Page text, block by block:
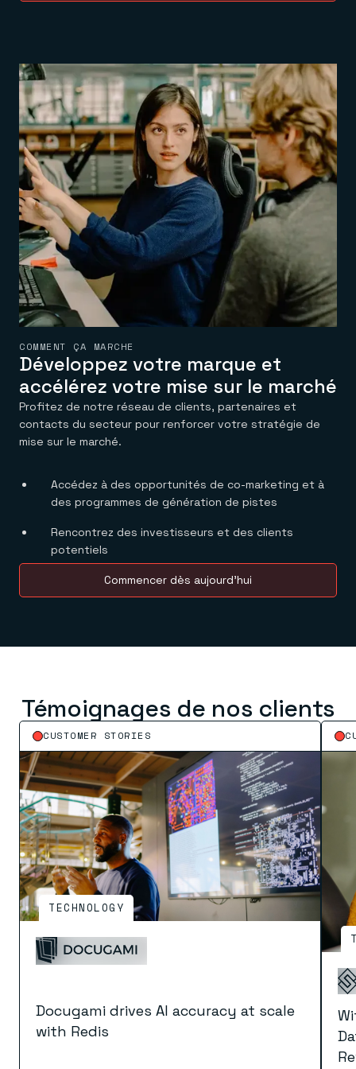
COMMENT ÇA MARCHE
Développez votre marque et
accélérez votre mise sur le marché
Profitez de notre réseau de clients, partenaires et
contacts du secteur pour renforcer votre stratégie de
mise sur le marché.
Accédez à des opportunités de co-marketing et à
des programmes de génération de pistes
Rencontrez des investisseurs et des clients
potentiels
Commencer dès aujourd’hui
Témoignages de nos clients
CUSTOMER STORIES
TECHNOLOGY
Docugami drives AI accuracy at scale
with Redis